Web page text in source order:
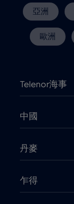
亞洲
歐洲
Telenor海事
中國
丹麥
乍得